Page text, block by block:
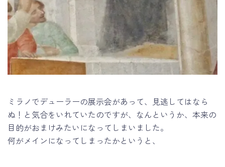
ミラノでデューラーの展示会があって、見逃してはなら
ぬ！と気合をいれていたのですが、なんというか、本来の
目的がおまけみたいになってしまいました。
何がメインになってしまったかというと、